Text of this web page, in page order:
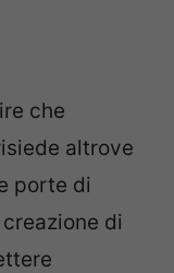
che
altrove
porte di
di